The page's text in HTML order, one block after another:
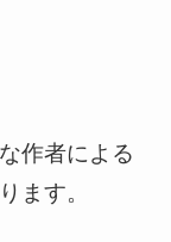
作者による
ます。